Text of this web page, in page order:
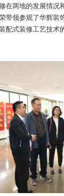
在两地的发展情况
带领参观了华辉装
配式装修工艺技术